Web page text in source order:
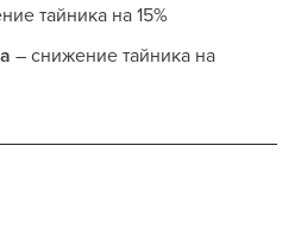
тайника на 15%
– снижение тайника на